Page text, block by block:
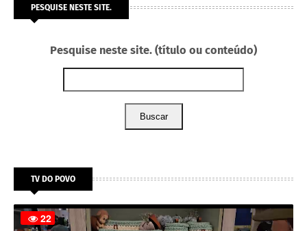
PESQUISE NESTE SITE.
Pesquise neste site. (título ou conteúdo)
Buscar
TV DO POVO